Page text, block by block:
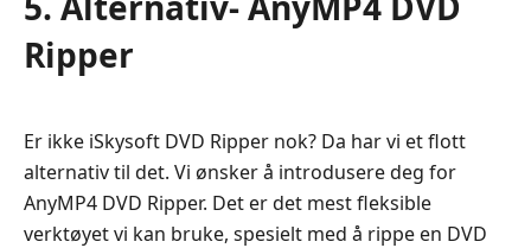
Ripper
Er ikke iSkysoft DVD Ripper nok? Da har vi et flott
alternativ til det. Vi ønsker å introdusere deg for
AnyMP4 DVD Ripper. Det er det mest fleksible
verktøyet vi kan bruke, spesielt med å rippe en DVD